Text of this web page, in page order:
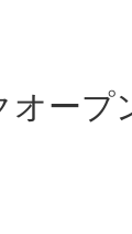
オープ